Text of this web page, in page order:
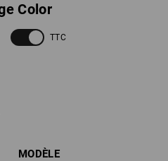
Color
TTC
MODÈLE